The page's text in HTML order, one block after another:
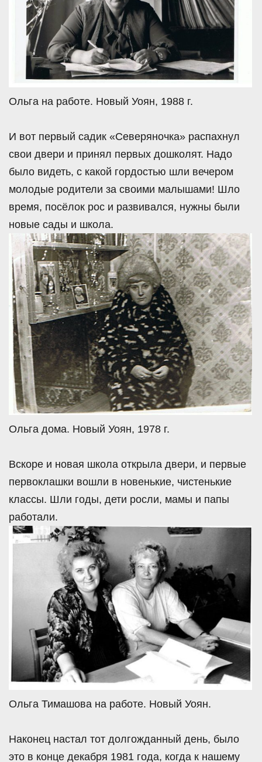
Ольга на работе. Новый Уоян, 1988 г.
И вот первый садик «Северяночка» распахнул
свои двери и принял первых дошколят. Надо
было видеть, с какой гордостью шли вечером
молодые родители за своими малышами! Шло
время, посёлок рос и развивался, нужны были
новые сады и школа.
Ольга дома. Новый Уоян, 1978 г.
Вскоре и новая школа открыла двери, и первые
первоклашки вошли в новенькие, чистенькие
классы. Шли годы, дети росли, мамы и папы
работали.
Ольга Тимашова на работе. Новый Уоян.
Наконец настал тот долгожданный день, было
это в конце декабря 1981 года, когда к нашему